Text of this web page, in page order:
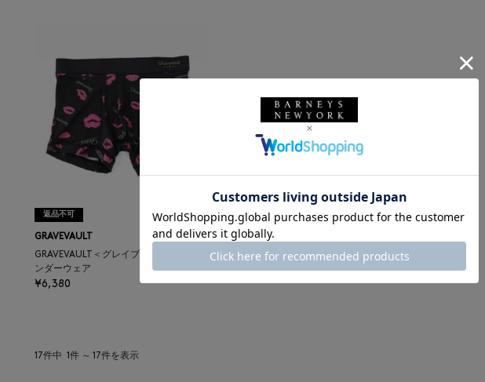
返品不可
GRAVEVAULT
GRAVEVAULT＜グレイブボールト＞ ア
ンダーウェア
¥6,380
17件中 1件 ～ 17件を表示